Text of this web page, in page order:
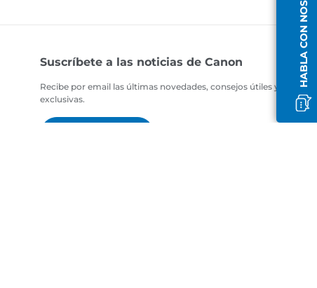
HABLA CON NOSOTROS
Suscríbete a las noticias de Canon
Recibe por email las últimas novedades, consejos útiles y ofertas
exclusivas.